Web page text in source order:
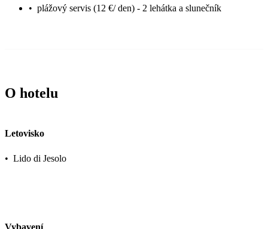
• plážový servis (12 €/ den) - 2 lehátka a slunečník
O hotelu
Letovisko
• Lido di Jesolo
Vybavení